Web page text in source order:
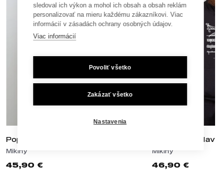
Poprad
Mikiny
45,90 €
Mosty Bratislavy
Mikiny
46,90 €
sledoval ich výkon a mohol ich obsah a obsah reklám
personalizovať na mieru každému zákazníkovi. Viac
informácií v zásadách ochrany osobných údajov.
Viac informácií
Povoliť všetko
Zakázať všetko
Nastavenia